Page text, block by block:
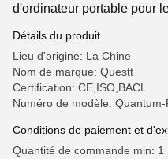
d'ordinateur portable pour
Détails du produit
Lieu d'origine: La Chine
Nom de marque: Questt
Certification: CE,ISO,BACL
Numéro de modèle:
Conditions de paiement et
Quantité de commande min: 1